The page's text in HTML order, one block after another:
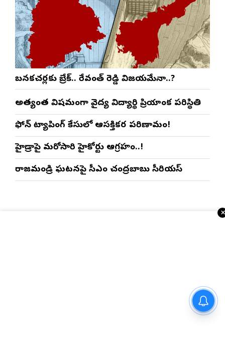
బనకచర్లకు బ్రేక్.. రేవంత్ రెడ్డి విజయమేనా..?
అత్యంత విషమంగా వైద్య విద్యార్థిని ప్రియాంక పరిస్థితి
ఫోన్ ట్యాపింగ్ కేసులో ఆసక్తికర పరిణామం!
హైడ్రాపై మరోసారి హైకోర్టు ఆగ్రహం..!
రాజమండ్రి ఘటనపై సీఎం చంద్రబాబు సీరియస్